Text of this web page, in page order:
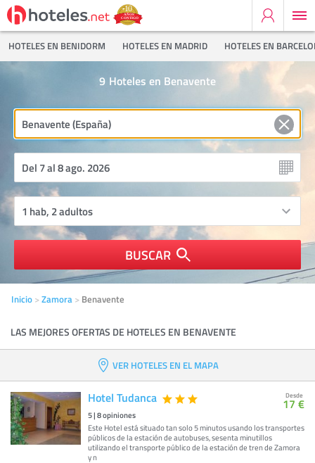
HOTELES EN BENIDORM HOTELES EN MADRID HOTELES EN
Hoteles en Benavente
9
BUSCAR
Inicio Zamora Benavente
LAS MEJORES OFERTAS DE HOTELES EN BENAVENTE
VER HOTELES EN EL MAPA
Hotel Tudanca
5|8opiniones
Este Hotel está situado tan solo 5 minutos usando los transportes
públicos de la estación de autobuses, sesenta minutillos
utilizando el transporte público de la estación de tren de Zamora
y n
Desde
17 €